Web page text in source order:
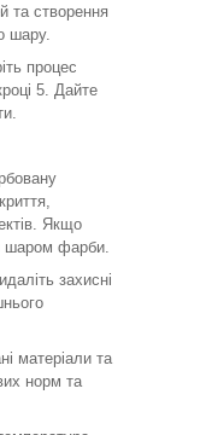
та створення
шару.
процес
5. Дайте
Якщо
шаром фарби.
захисні
матеріали та
норм та